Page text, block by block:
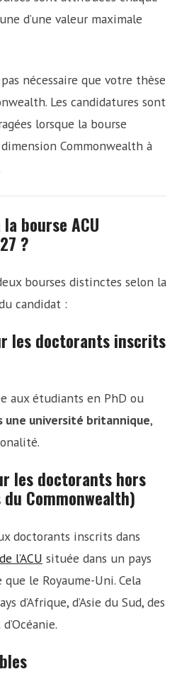
d’une valeur maximale
pas nécessaire que votre thèse
Les candidatures sont
lorsque la bourse
Commonwealth à
bourse ACU
?
bourses distinctes selon la
candidat :
les doctorants inscrits
aux étudiants en PhD ou
une université britannique,
les doctorants hors
Commonwealth)
doctorants inscrits dans
l’ACU située dans un pays
le Royaume-Uni. Cela
d’Afrique, d’Asie du Sud, des